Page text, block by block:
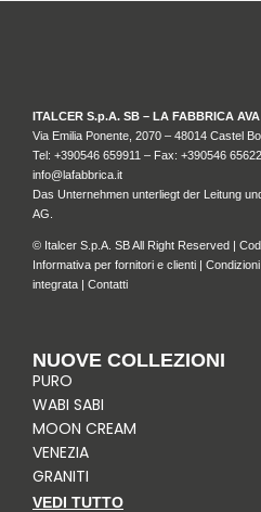
ITALCER S.p.A. SB – LA FABBRICA AVA
Via Emilia Ponente, 2070 – 48014 Castel
Tel: +390546 659911 – Fax: +390546
info@lafabbrica.it
Das Unternehmen unterliegt der Leitung
AG.
© Italcer S.p.A. SB All Right Reserved |
Informativa per fornitori e clienti |
integrata | Contatti
NUOVE COLLEZIONI
PURO
WABI SABI
MOON CREAM
VENEZIA
GRANITI
VEDI TUTTO